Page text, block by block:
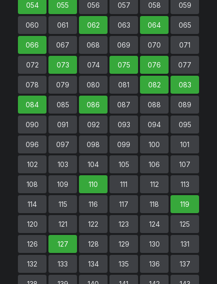
054 055 056 057 058 059
060 061 062 063 064 065
066 067 068 069 070 071
072 073 074 075 076 077
078 079 080 081 082 083
084 085 086 087 088 089
090 091 092 093 094 095
096 097 098 099 100 101
102 103 104 105 106 107
108 109 110 111 112 113
114 115 116 117 118 119
120 121 122 123 124 125
126 127 128 129 130 131
132 133 134 135 136 137